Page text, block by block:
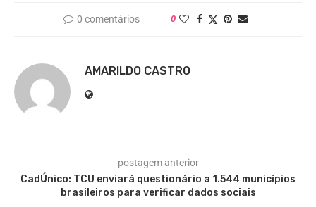
0 comentários 0
AMARILDO CASTRO
postagem anterior
CadÚnico: TCU enviará questionário a 1.544 municípios
brasileiros para verificar dados sociais